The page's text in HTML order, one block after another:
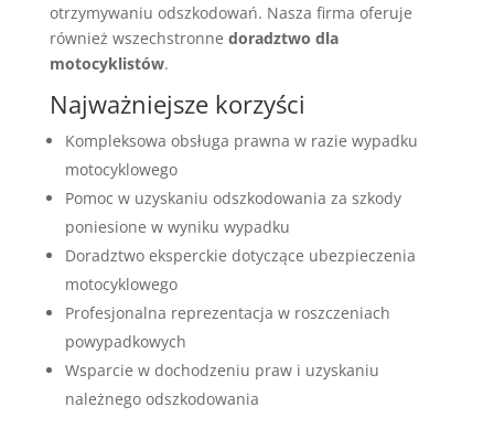
otrzymywaniu odszkodowań. Nasza firma oferuje
również wszechstronne doradztwo dla
motocyklistów.
Najważniejsze korzyści
Kompleksowa obsługa prawna w razie wypadku
motocyklowego
Pomoc w uzyskaniu odszkodowania za szkody
poniesione w wyniku wypadku
Doradztwo eksperckie dotyczące ubezpieczenia
motocyklowego
Profesjonalna reprezentacja w roszczeniach
powypadkowych
Wsparcie w dochodzeniu praw i uzyskaniu
należnego odszkodowania